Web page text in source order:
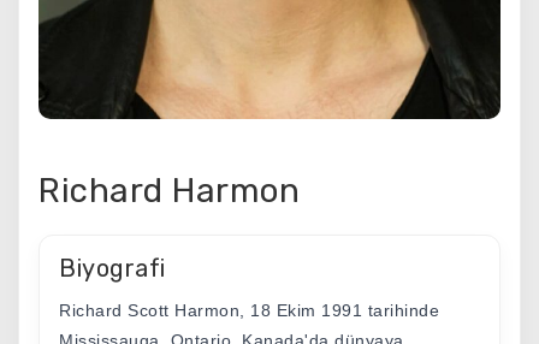
Richard Harmon
Biyografi
Richard Scott Harmon, 18 Ekim 1991 tarihinde
Mississauga, Ontario, Kanada'da dünyaya